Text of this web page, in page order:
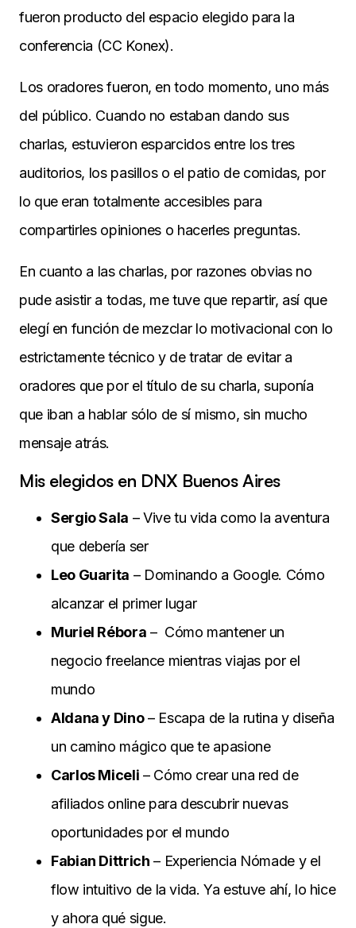
fueron producto del espacio elegido para la
conferencia (CC Konex).
Los oradores fueron, en todo momento, uno más
del público. Cuando no estaban dando sus
charlas, estuvieron esparcidos entre los tres
auditorios, los pasillos o el patio de comidas, por
lo que eran totalmente accesibles para
compartirles opiniones o hacerles preguntas.
En cuanto a las charlas, por razones obvias no
pude asistir a todas, me tuve que repartir, así que
elegí en función de mezclar lo motivacional con lo
estrictamente técnico y de tratar de evitar a
oradores que por el título de su charla, suponía
que iban a hablar sólo de sí mismo, sin mucho
mensaje atrás.
Mis elegidos en DNX Buenos Aires
Sergio Sala – Vive tu vida como la aventura
que debería ser
Leo Guarita – Dominando a Google. Cómo
alcanzar el primer lugar
Muriel Rébora – Cómo mantener un
negocio freelance mientras viajas por el
mundo
Aldana y Dino– Escapa de la rutina y diseña
un camino mágico que te apasione
Carlos Miceli – Cómo crear una red de
afiliados online para descubrir nuevas
oportunidades por el mundo
Fabian Dittrich – Experiencia Nómade y el
flow intuitivo de la vida. Ya estuve ahí, lo hice
y ahora qué sigue.